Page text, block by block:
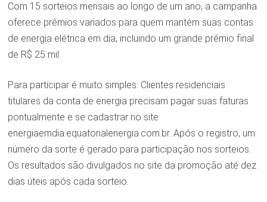
Com 15 sorteios mensais ao longo de um ano, a campanha
oferece prêmios variados para quem mantém suas contas
de energia elétrica em dia, incluindo um grande prêmio final
de R$ 25 mil.
Para participar é muito simples: Clientes residenciais
titulares da conta de energia precisam pagar suas faturas
pontualmente e se cadastrar no site
energiaemdia.equatorialenergia.com.br. Após o registro, um
número da sorte é gerado para participação nos sorteios.
Os resultados são divulgados no site da promoção até dez
dias úteis após cada sorteio.